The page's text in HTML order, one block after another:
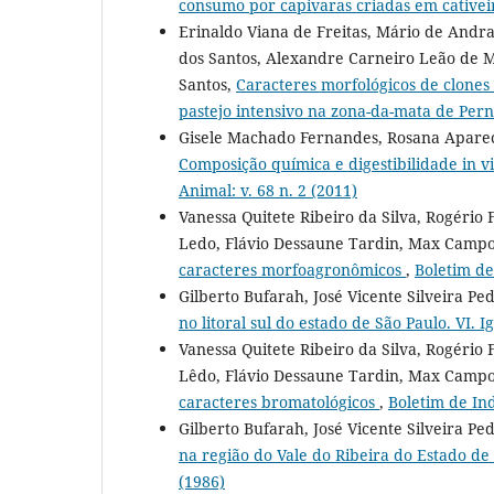
consumo por capivaras criadas em
Erinaldo Viana de Freitas, Mário de
dos Santos, Alexandre Carneiro Leão de
Santos, Caracteres morfológicos de
pastejo intensivo na zona-da-mata de
Gisele Machado Fernandes, Rosana
Composição química e digestibilidade in
Animal: v. 68 n. 2 (2011)
Vanessa Quitete Ribeiro da Silva,
Ledo, Flávio Dessaune Tardin, Max
caracteres morfoagronômicos , Boletim
Gilberto Bufarah, José Vicente Silveira
no litoral sul do estado de São Paulo. VI.
Vanessa Quitete Ribeiro da Silva,
Lêdo, Flávio Dessaune Tardin, Max
caracteres bromatológicos , Boletim de
Gilberto Bufarah, José Vicente Silveira
na região do Vale do Ribeira do Estado
(1986)